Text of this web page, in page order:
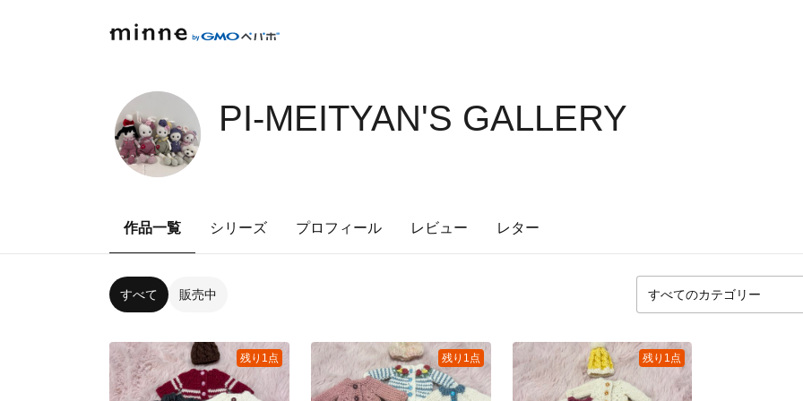
PI-MEITYAN'S GALLERY
作品一覧 シリーズ プロフィール レビュー レター
すべて 販売中
残り1点 残り1点 残り1点